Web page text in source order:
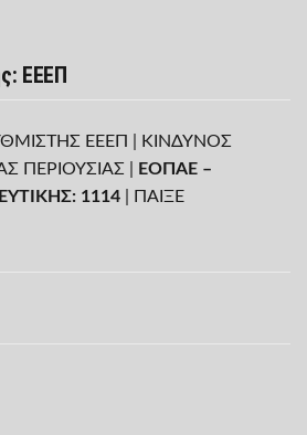
ΕΕΕΠ
ΕΕΕΠ | ΚΙΝΔΥΝΟΣ
ΠΕΡΙΟΥΣΙΑΣ |
ΕΟΠΑΕ –
1114 | ΠΑΙΞΕ